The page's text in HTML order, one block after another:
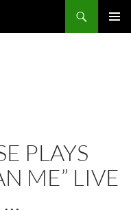
PLAYS
ME” LIVE
…